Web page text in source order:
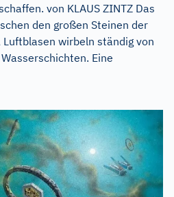
von KLAUS ZINTZ Das
den großen Steinen der
wirbeln ständig von
Eine